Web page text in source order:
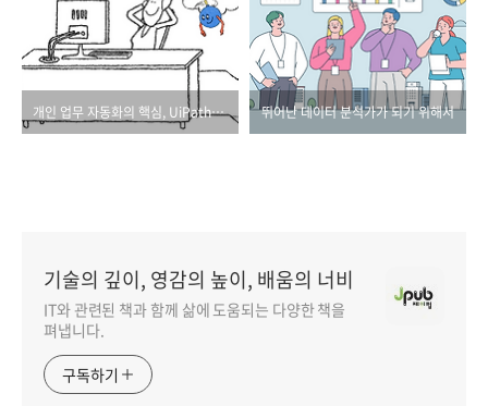
개인 업무 자동화의 핵심, UiPath를 배워 보자 뛰어난 데이터 분석가가 되기 위해서
기술의 깊이, 영감의 높이, 배움의 너비
IT와 관련된 책과 함께 삶에 도움되는 다양한 책을
펴냅니다.
구독하기